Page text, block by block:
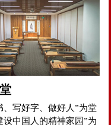
、写好字、做好人”为堂
设中国人的精神家园”为